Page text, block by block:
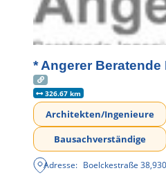
* Angerer Beratende
326.67 km
Architekten/Ingenieure
Bausachverständige
Adresse: Boelckestraße 38,